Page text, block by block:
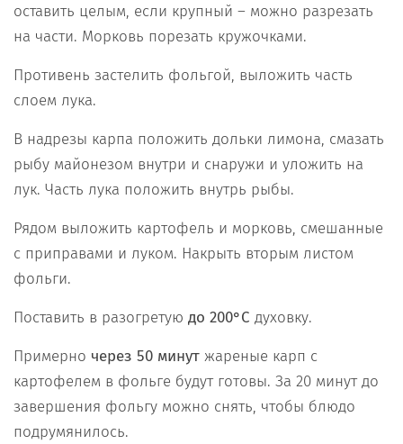
оставить целым, если крупный – можно разрезать
на части. Морковь порезать кружочками.
Противень застелить фольгой, выложить часть
слоем лука.
В надрезы карпа положить дольки лимона, смазать
рыбу майонезом внутри и снаружи и уложить на
лук. Часть лука положить внутрь рыбы.
Рядом выложить картофель и морковь, смешанные
с приправами и луком. Накрыть вторым листом
фольги.
Поставить в разогретую до 200°C духовку.
Примерно через 50 минут жареные карп с
картофелем в фольге будут готовы. За 20 минут до
завершения фольгу можно снять, чтобы блюдо
подрумянилось.